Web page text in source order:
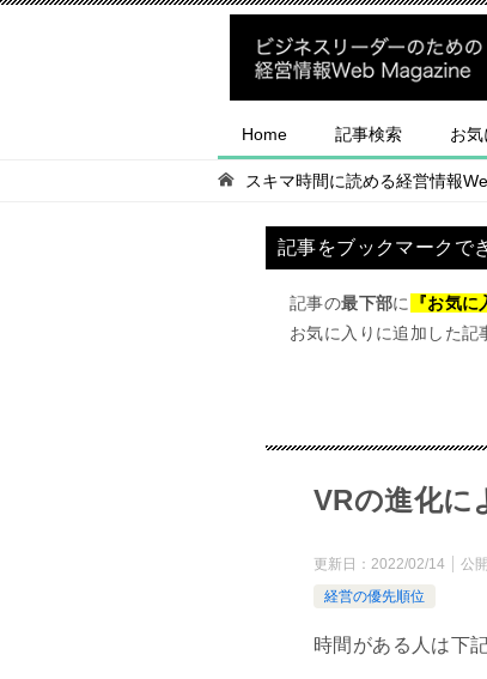
Home 記事検索 お
スキマ時間に読める経営情報
記事をブックマークで
記事の最下部に 『お気
お気に入りに追加した記
VRの進化に
更新日： 2022/02/14 公
経営の優先順位
時間がある人は下